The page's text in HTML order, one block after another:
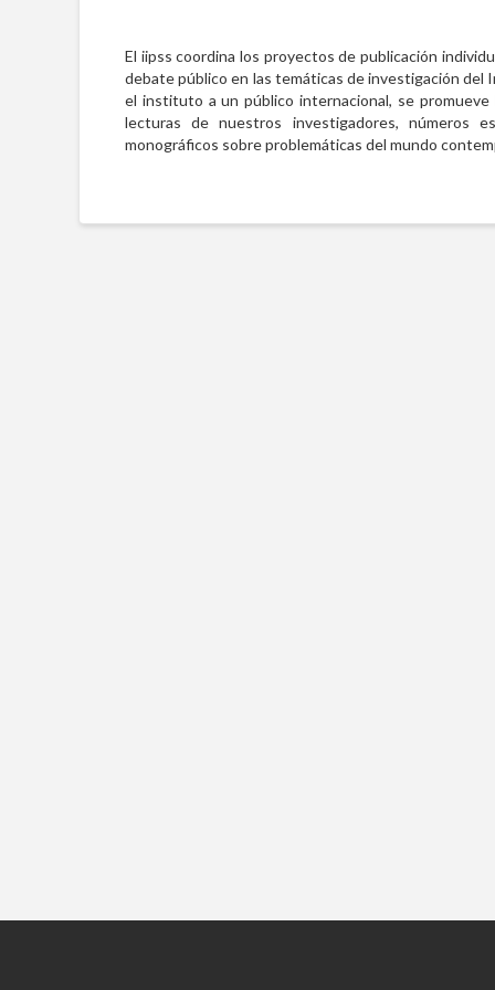
El iipss coordina los proyectos de publicación
debate público en las temáticas de investigación
el instituto a un público internacional, se
lecturas de nuestros investigadores, números
monográficos sobre problemáticas del mundo